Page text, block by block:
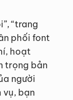
“trang
phối font
hoạt
trọng bản
người
vụ, bạn